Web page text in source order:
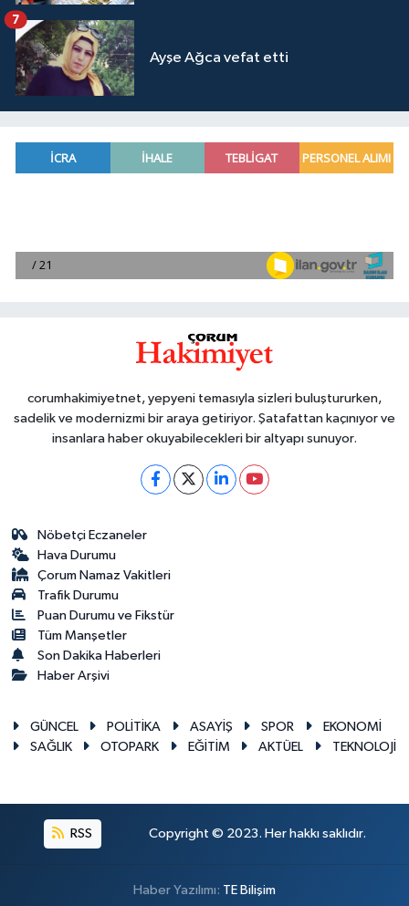
Ayşe Ağca vefat etti
7
corumhakimiyetnet, yepyeni temasıyla sizleri buluştururken,
sadelik ve modernizmi bir araya getiriyor. Şatafattan kaçınıyor ve
insanlara haber okuyabilecekleri bir altyapı sunuyor.
Nöbetçi Eczaneler
Hava Durumu
Çorum Namaz Vakitleri
Trafik Durumu
Puan Durumu ve Fikstür
Tüm Manşetler
Son Dakika Haberleri
Haber Arşivi
GÜNCEL POLİTİKA ASAYİŞ SPOR
EKONOMİ
SAĞLIK
OTOPARK EĞİTİM AKTÜEL TEKNOLOJİ
RSS Copyright © 2023. Her hakkı saklıdır.
Haber Yazılımı: TE Bilişim